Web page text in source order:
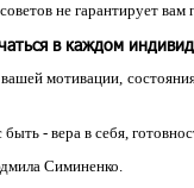
не гарантирует вам
в каждом
мотивации,
- вера в себя,
Симиненко.